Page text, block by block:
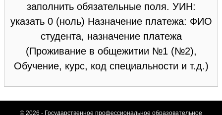
заполнить обязательные поля. УИН:
указать 0 (ноль) Назначение платежа: ФИО
студента, назначение платежа
(Проживание в общежитии №1 (№2),
Обучение, курс, код специальности и т.д.)
© 2026 - Государственное профессиональное образовательное